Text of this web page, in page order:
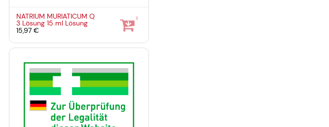
NATRIUM MURIATICUM Q
3 Lösung15 ml Lösung
15,97 €
1